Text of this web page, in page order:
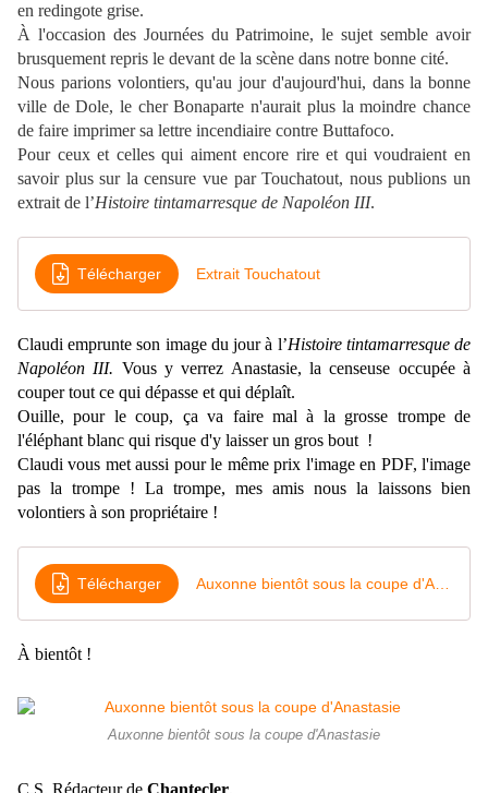
en redingote grise.
À l'occasion des Journées du Patrimoine, le sujet semble avoir
brusquement repris le devant de la scène dans notre bonne cité.
Nous parions volontiers, qu'au jour d'aujourd'hui, dans la bonne
ville de Dole, le cher Bonaparte n'aurait plus la moindre chance
de faire imprimer sa lettre incendiaire contre Buttafoco.
Pour ceux et celles qui aiment encore rire et qui voudraient en
savoir plus sur la censure vue par Touchatout, nous publions un
extrait de l’Histoire tintamarresque de Napoléon III.
Télécharger Extrait Touchatout
Claudi emprunte son image du jour à l’Histoire tintamarresque de
Napoléon III. Vous y verrez Anastasie, la censeuse occupée à
couper tout ce qui dépasse et qui déplaît.
Ouille, pour le coup, ça va faire mal à la grosse trompe de
l'éléphant blanc qui risque d'y laisser un gros bout !
Claudi vous met aussi pour le même prix l'image en PDF, l'image
pas la trompe ! La trompe, mes amis nous la laissons bien
volontiers à son propriétaire !
Télécharger
À bientôt !
Auxonne bientôt sous la coupe d'Anastasie